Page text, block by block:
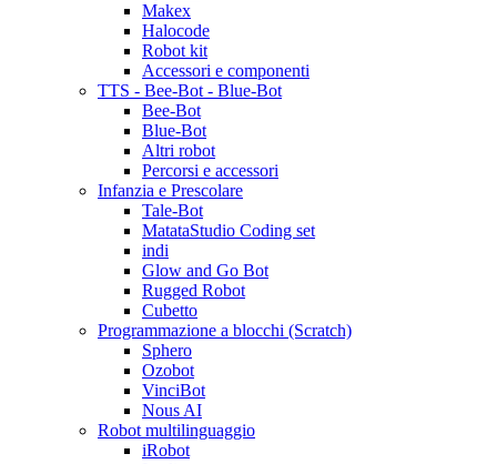
Makex
Halocode
Robot kit
Accessori e componenti
TTS - Bee-Bot - Blue-Bot
Bee-Bot
Blue-Bot
Altri robot
Percorsi e accessori
Infanzia e Prescolare
Tale-Bot
MatataStudio Coding set
indi
Glow and Go Bot
Rugged Robot
Cubetto
Programmazione a blocchi (Scratch)
Sphero
Ozobot
VinciBot
Nous AI
Robot multilinguaggio
iRobot